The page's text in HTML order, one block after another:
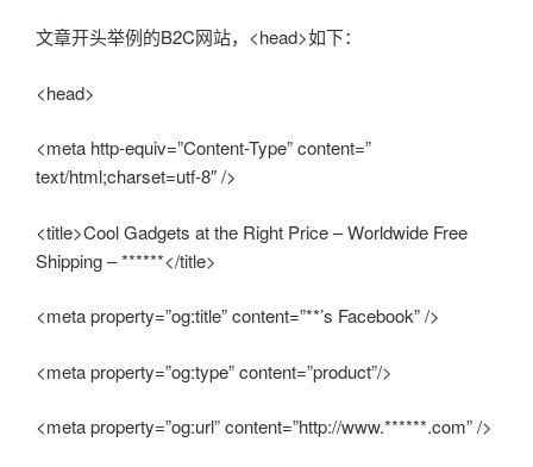
文章开头举例的B2C网站，<head>如下：
<head>
<meta http-equiv=”Content-Type” content=”
text/html;charset=utf-8″ />
<title>Cool Gadgets at the Right Price – Worldwide Free
Shipping – ******</title>
<meta property=”og:title” content=”**’s Facebook” />
<meta property=”og:type” content=”product”/>
<meta property=”og:url” content=”http://www.******.com” />